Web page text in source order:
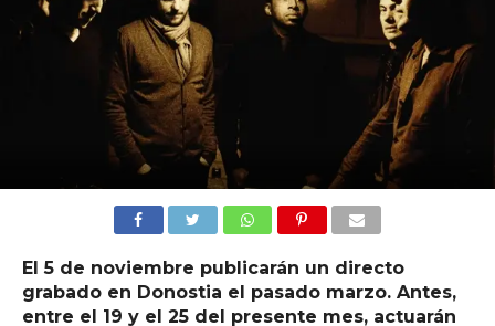
El 5 de noviembre publicarán un directo
grabado en Donostia el pasado marzo. Antes,
entre el 19 y el 25 del presente mes, actuarán